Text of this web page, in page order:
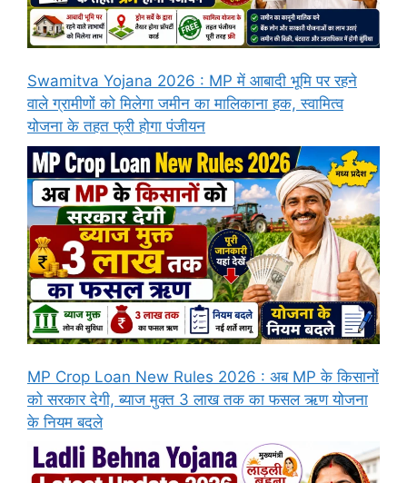
Swamitva Yojana 2026 : MP में आबादी भूमि पर रहने
वाले ग्रामीणों को मिलेगा जमीन का मालिकाना हक, स्वामित्व
योजना के तहत फ्री होगा पंजीयन
MP Crop Loan New Rules 2026 : अब MP के किसानों
को सरकार देगी, ब्याज मुक्त 3 लाख तक का फसल ऋण योजना
के नियम बदले